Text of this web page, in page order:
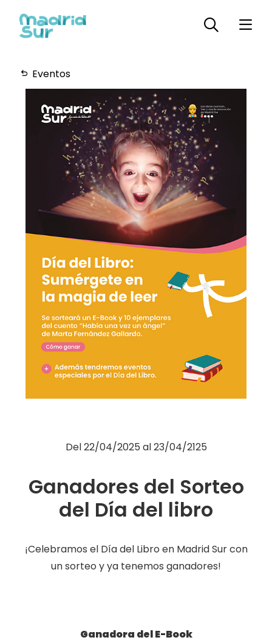
Horarios
Plano
Servicios
Moda
Restauración
Ocio
Servicios
Hipermercado
Telefonía
Otros
Eventos
Del22/04/2025 al23/04/2125
Ganadores del Sorteo
del Día del libro
¡Celebramos el Día del Libro en Madrid Sur con
un sorteo y ya tenemos ganadores!
Ganadora del E-Book